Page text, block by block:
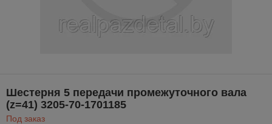
Шестерня 5 передачи промежуточного вала
(z=41) 3205-70-1701185
Под заказ